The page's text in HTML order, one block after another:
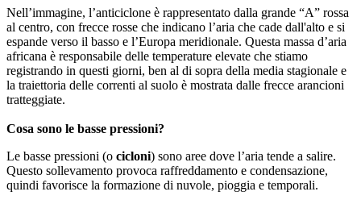
Nell’immagine, l’anticiclone è rappresentato dalla grande “A” rossa
al centro, con frecce rosse che indicano l’aria che cade dall'alto e si
espande verso il basso e l’Europa meridionale. Questa massa d’aria
africana è responsabile delle temperature elevate che stiamo
registrando in questi giorni, ben al di sopra della media stagionale e
la traiettoria delle correnti al suolo è mostrata dalle frecce arancioni
tratteggiate.
Cosa sono le basse pressioni?
Le basse pressioni (o cicloni) sono aree dove l’aria tende a salire.
Questo sollevamento provoca raffreddamento e condensazione,
quindi favorisce la formazione di nuvole, pioggia e temporali.